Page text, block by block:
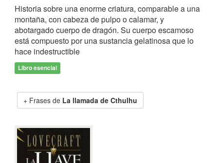
Historia sobre una enorme criatura, comparable a una
montaña, con cabeza de pulpo o calamar, y
abotargado cuerpo de dragón. Su cuerpo escamoso
está compuesto por una sustancia gelatinosa que lo
hace indestructible
Libro esencial
Frases de La llamada de Cthulhu